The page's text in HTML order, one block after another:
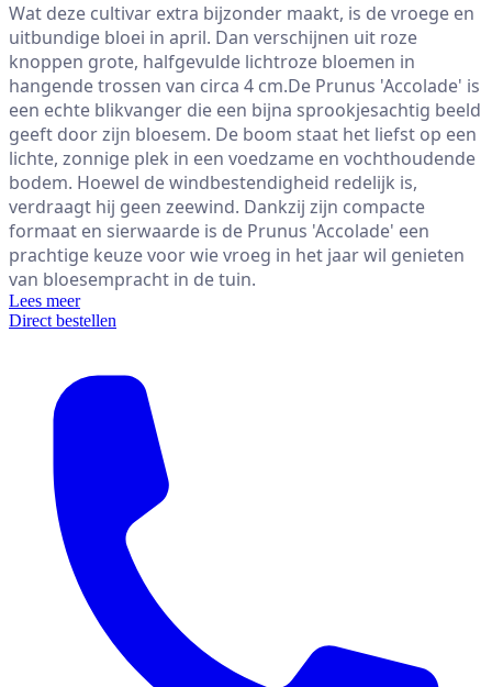
Wat deze cultivar extra bijzonder maakt, is de vroege en
uitbundige bloei in april. Dan verschijnen uit roze
knoppen grote, halfgevulde lichtroze bloemen in
hangende trossen van circa 4 cm.De Prunus 'Accolade' is
een echte blikvanger die een bijna sprookjesachtig beeld
geeft door zijn bloesem. De boom staat het liefst op een
lichte, zonnige plek in een voedzame en vochthoudende
bodem. Hoewel de windbestendigheid redelijk is,
verdraagt hij geen zeewind. Dankzij zijn compacte
formaat en sierwaarde is de Prunus 'Accolade' een
prachtige keuze voor wie vroeg in het jaar wil genieten
van bloesempracht in de tuin.
Lees meer
Direct bestellen